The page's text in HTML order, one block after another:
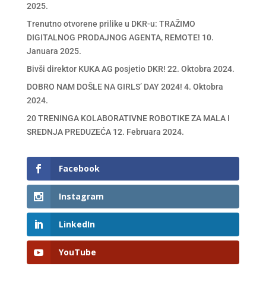
2025.
Trenutno otvorene prilike u DKR-u: TRAŽIMO
DIGITALNOG PRODAJNOG AGENTA, REMOTE! 10.
Januara 2025.
Bivši direktor KUKA AG posjetio DKR! 22. Oktobra 2024.
DOBRO NAM DOŠLE NA GIRLS’ DAY 2024! 4. Oktobra
2024.
20 TRENINGA KOLABORATIVNE ROBOTIKE ZA MALA I
SREDNJA PREDUZEĆA 12. Februara 2024.
Facebook
Instagram
LinkedIn
YouTube